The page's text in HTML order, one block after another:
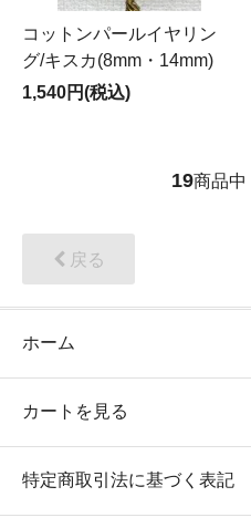
コットンパールイヤリン
グ/キスカ(8mm・14mm)
1,540円(税込)
19商品中
戻る
ホーム
カートを見る
特定商取引法に基づく表記